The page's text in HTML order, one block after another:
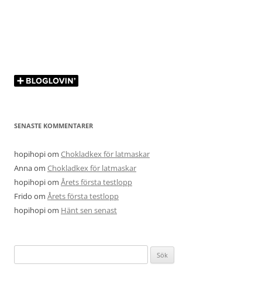
SENASTE KOMMENTARER
hopihopiom Chokladkex för latmaskar
Annaom Chokladkex för latmaskar
hopihopiom Årets första testlopp
Frido om Årets första testlopp
hopihopiom Hänt sen senast
efter: